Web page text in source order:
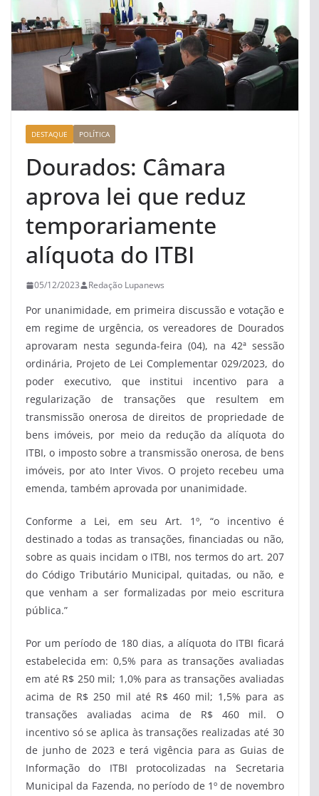
DESTAQUE POLÍTICA
Dourados: Câmara
aprova lei que reduz
temporariamente
alíquota do ITBI
05/12/2023 Redação Lupanews
Por unanimidade, em primeira discussão e votação e
em regime de urgência, os vereadores de Dourados
aprovaram nesta segunda-feira (04), na 42ª sessão
ordinária, Projeto de Lei Complementar 029/2023, do
poder executivo, que institui incentivo para a
regularização de transações que resultem em
transmissão onerosa de direitos de propriedade de
bens imóveis, por meio da redução da alíquota do
ITBI, o imposto sobre a transmissão onerosa, de bens
imóveis, por ato Inter Vivos. O projeto recebeu uma
emenda, também aprovada por unanimidade.
Conforme a Lei, em seu Art. 1º, “o incentivo é
destinado a todas as transações, financiadas ou não,
sobre as quais incidam o ITBI, nos termos do art. 207
do Código Tributário Municipal, quitadas, ou não, e
que venham a ser formalizadas por meio escritura
pública.”
Por um período de 180 dias, a alíquota do ITBI ficará
estabelecida em: 0,5% para as transações avaliadas
em até R$ 250 mil; 1,0% para as transações avaliadas
acima de R$ 250 mil até R$ 460 mil; 1,5% para as
transações avaliadas acima de R$ 460 mil. O
incentivo só se aplica às transações realizadas até 30
de junho de 2023 e terá vigência para as Guias de
Informação do ITBI protocolizadas na Secretaria
Municipal da Fazenda, no período de 1º de novembro